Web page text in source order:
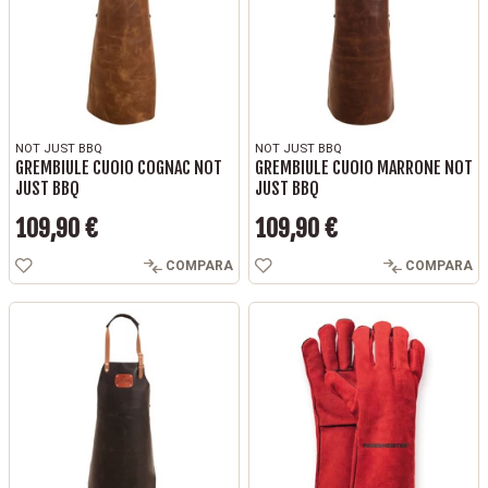
NOT JUST BBQ
GREMBIULE CUOIO COGNAC NOT
JUST BBQ
Prezzo
109,90 €
COMPARA
NOT JUST BBQ
GREMBIULE CUOIO MARRONE NOT
JUST BBQ
Prezzo
109,90 €
COMPARA